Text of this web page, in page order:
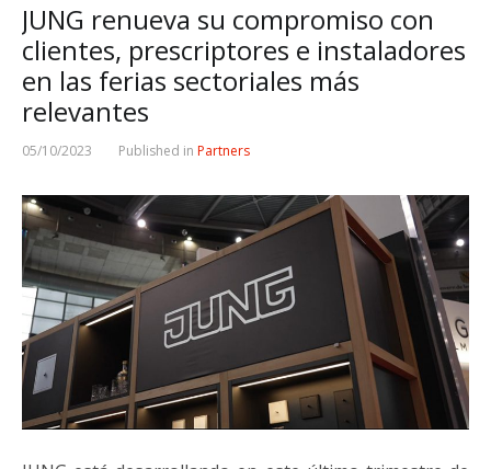
JUNG renueva su compromiso con
clientes, prescriptores e instaladores
en las ferias sectoriales más
relevantes
05/10/2023 Published in Partners